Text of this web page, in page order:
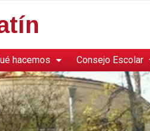
hacemos Consejo Escolar